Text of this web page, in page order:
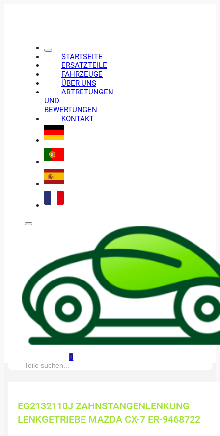
STARTSEITE
ERSATZTEILE
FAHRZEUGE
ÜBER UNS
ABTRETUNGEN
UND
BEWERTUNGEN
KONTAKT
0
Suche:
EG2132110J ZAHNSTANGENLENKUNG
LENKGETRIEBE MAZDA CX-7 ER-9468722